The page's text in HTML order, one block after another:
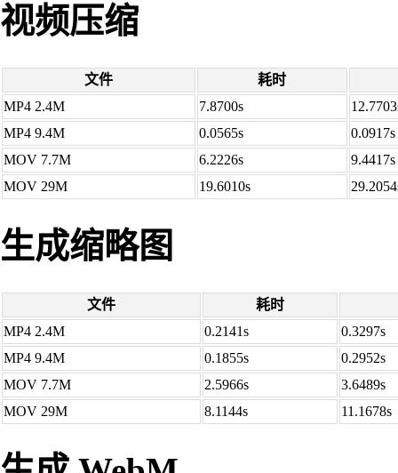
视频压缩
文件
耗时
MP4 2.4M
7.8700s
MP4 9.4M
0.0565s
0.0917s
MOV 7.7M
6.2226s
9.4417s
MOV 29M
19.6010s
生成缩略图
文件
耗时
MP4 2.4M
0.2141s
0.3297s
MP4 9.4M
0.1855s
0.2952s
MOV 7.7M
2.5966s
3.6489s
MOV 29M
8.1144s 11.1678s